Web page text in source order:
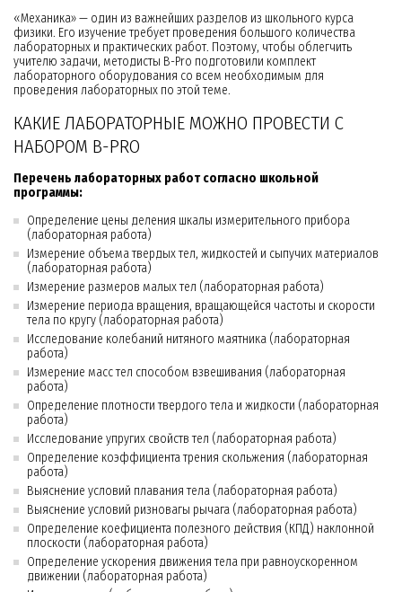
«Механика» — один из важнейших разделов из школьного курса
физики. Его изучение требует проведения большого количества
лабораторных и практических работ. Поэтому, чтобы облегчить
учителю задачи, методисты B-Pro подготовили комплект
лабораторного оборудования со всем необходимым для
проведения лабораторных по этой теме.
КАКИЕ ЛАБОРАТОРНЫЕ МОЖНО ПРОВЕСТИ С
НАБОРОМ B-PRO
Перечень лабораторных работ согласно школьной
программы:
Определение цены деления шкалы измерительного прибора
(лабораторная работа)
Измерение объема твердых тел, жидкостей и сыпучих материалов
(лабораторная работа)
Измерение размеров малых тел (лабораторная работа)
Измерение периода вращения, вращающейся частоты и скорости
тела по кругу (лабораторная работа)
Исследование колебаний нитяного маятника (лабораторная
работа)
Измерение масс тел способом взвешивания (лабораторная
работа)
Определение плотности твердого тела и жидкости (лабораторная
работа)
Исследование упругих свойств тел (лабораторная работа)
Определение коэффициента трения скольжения (лабораторная
работа)
Выяснение условий плавания тела (лабораторная работа)
Выяснение условий ризновагы рычага (лабораторная работа)
Определение коефициента полезного действия (КПД) наклонной
плоскости (лабораторная работа)
Определение ускорения движения тела при равноускоренном
движении (лабораторная работа)